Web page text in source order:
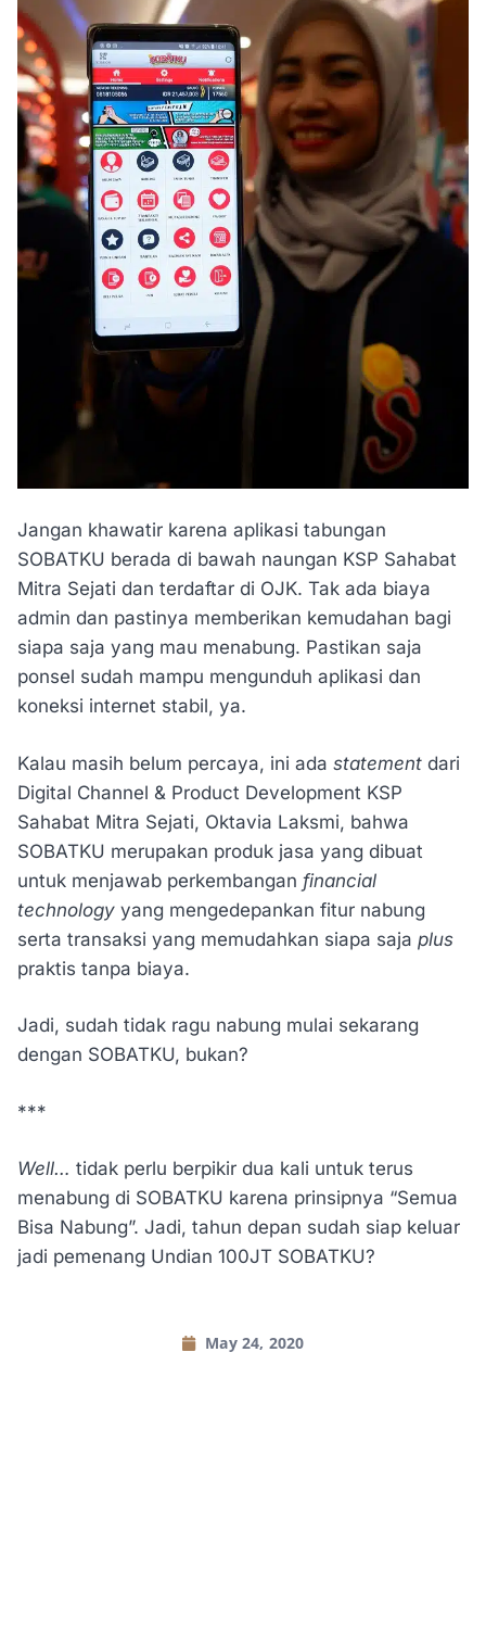
Jangan khawatir karena aplikasi tabungan
SOBATKU berada di bawah naungan KSP Sahabat
Mitra Sejati dan terdaftar di OJK. Tak ada biaya
admin dan pastinya memberikan kemudahan bagi
siapa saja yang mau menabung. Pastikan saja
ponsel sudah mampu mengunduh aplikasi dan
koneksi internet stabil, ya.
Kalau masih belum percaya, ini ada statement dari
Digital Channel & Product Development KSP
Sahabat Mitra Sejati, Oktavia Laksmi, bahwa
SOBATKU merupakan produk jasa yang dibuat
untuk menjawab perkembangan financial
technology yang mengedepankan fitur nabung
serta transaksi yang memudahkan siapa saja plus
praktis tanpa biaya.
Jadi, sudah tidak ragu nabung mulai sekarang
dengan SOBATKU, bukan?
***
Well… tidak perlu berpikir dua kali untuk terus
menabung di SOBATKU karena prinsipnya “Semua
Bisa Nabung”. Jadi, tahun depan sudah siap keluar
jadi pemenang Undian 100JT SOBATKU?
May 24, 2020